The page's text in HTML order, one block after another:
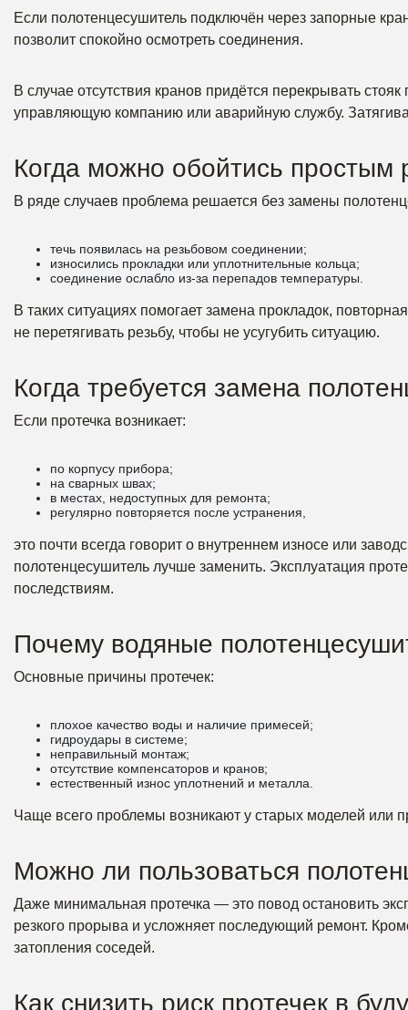
Если полотенцесушитель подключён через запорные
позволит спокойно осмотреть соединения.
В случае отсутствия кранов придётся перекрывать
управляющую компанию или аварийную службу.
Когда можно обойтись простым
В ряде случаев проблема решается без замены
течь появилась на резьбовом соединении;
износились прокладки или уплотнительные кольца;
соединение ослабло из-за перепадов температуры.
В таких ситуациях помогает замена прокладок,
не перетягивать резьбу, чтобы не усугубить ситуацию.
Когда требуется замена
Если протечка возникает:
по корпусу прибора;
на сварных швах;
в местах, недоступных для ремонта;
регулярно повторяется после устранения,
это почти всегда говорит о внутреннем износе или
полотенцесушитель лучше заменить. Эксплуатация
последствиям.
Почему водяные
Основные причины протечек:
плохое качество воды и наличие примесей;
гидроудары в системе;
неправильный монтаж;
отсутствие компенсаторов и кранов;
естественный износ уплотнений и металла.
Чаще всего проблемы возникают у старых моделей или
Можно ли пользоваться
Даже минимальная протечка — это повод остановить
резкого прорыва и усложняет последующий ремонт.
затопления соседей.
Как снизить риск протечек в